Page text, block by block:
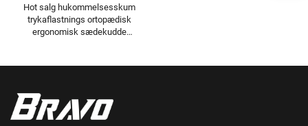
Hot salg hukommelsesskum
trykaflastnings ortopædisk
ergonomisk sædekudde